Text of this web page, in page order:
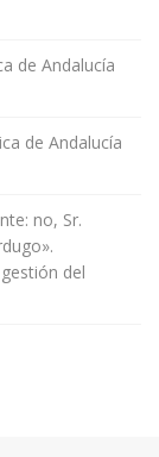
de Andalucía
de Andalucía
no, Sr.
del